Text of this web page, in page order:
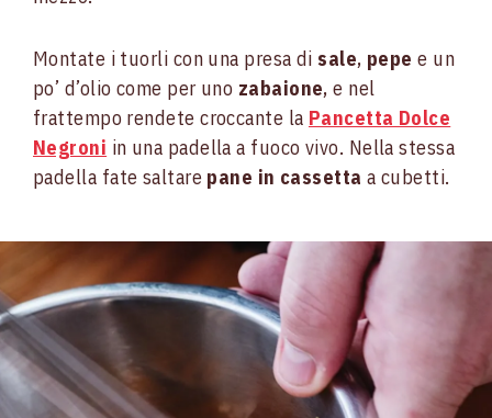
Montate i tuorli con una presa di sale, pepe e un
po’ d’olio come per uno zabaione, e nel
frattempo rendete croccante la Pancetta Dolce
Negroni in una padella a fuoco vivo. Nella stessa
padella fate saltare pane in cassetta a cubetti.